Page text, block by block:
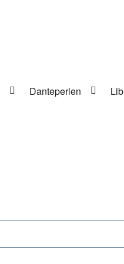
Danteperlen